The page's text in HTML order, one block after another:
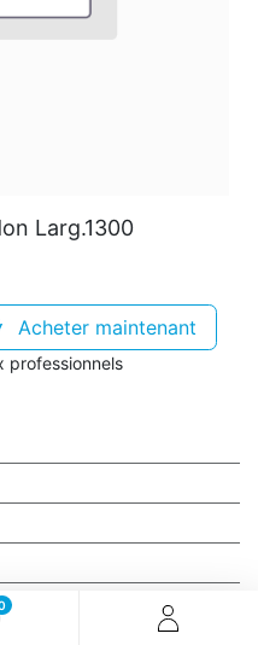
Larg.1300
Acheter maintenant
professionnels